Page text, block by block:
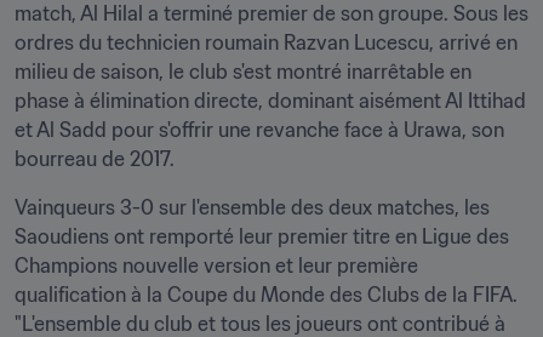
match, Al Hilal a terminé premier de son groupe. Sous les
ordres du technicien roumain Razvan Lucescu, arrivé en
milieu de saison, le club s'est montré inarrêtable en
phase à élimination directe, dominant aisément Al Ittihad
et Al Sadd pour s'offrir une revanche face à Urawa, son
bourreau de 2017.
Vainqueurs 3-0 sur l'ensemble des deux matches, les
Saoudiens ont remporté leur premier titre en Ligue des
Champions nouvelle version et leur première
qualification à la Coupe du Monde des Clubs de la FIFA.
"L'ensemble du club et tous les joueurs ont contribué à